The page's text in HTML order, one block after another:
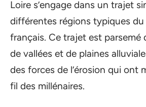
Loire s’engage dans un trajet
différentes régions typiques du
français. Ce trajet est parsemé
de vallées et de plaines
des forces de l’érosion qui ont
fil des millénaires.